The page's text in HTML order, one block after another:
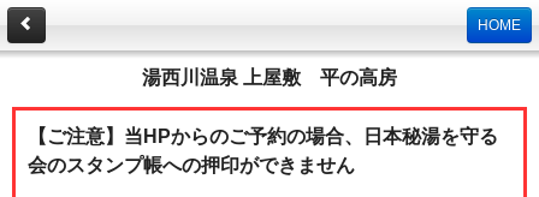
HOME
湯西川温泉 上屋敷 平の高房
【ご注意】当HPからのご予約の場合、日本秘湯を守る
会のスタンプ帳への押印ができません